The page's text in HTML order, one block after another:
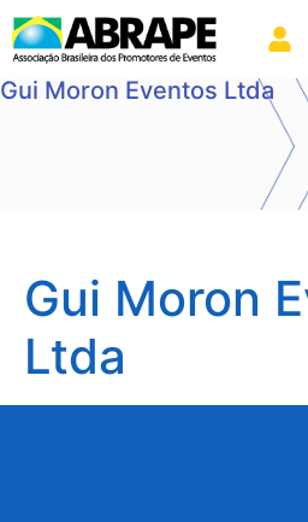
Gui Moron Eventos Ltda
Gui Moron
Ltda